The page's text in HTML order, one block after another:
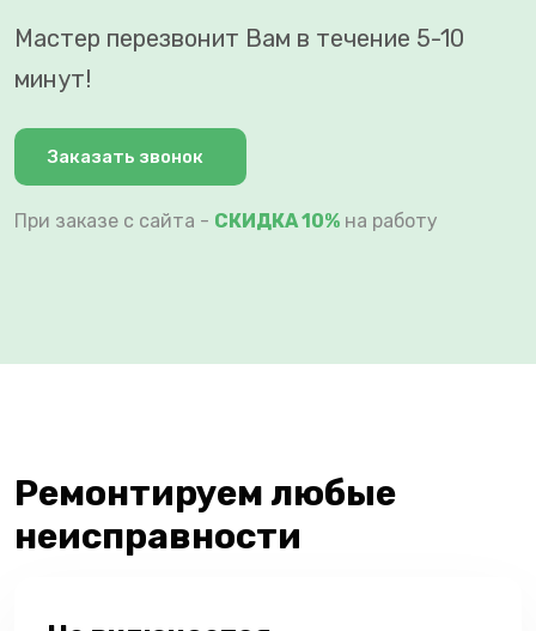
Мастер перезвонит Вам в течение 5-10
минут!
Заказать звонок
При заказе с сайта - СКИДКА 10% на работу
Ремонтируем любые
неисправности